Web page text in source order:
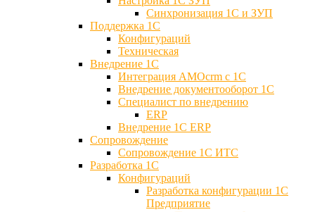
Синхронизация 1С и ЗУП
Поддержка 1С
Конфигураций
Техническая
Внедрение 1С
Интеграция AMOcrm с 1C
Внедрение документооборот 1С
Специалист по внедрению
ERP
Внедрение 1С ERP
Cопровождение
Cопровождение 1С ИТС
Разработка 1C
Конфигураций
Разработка конфигурации 1С
Предприятие